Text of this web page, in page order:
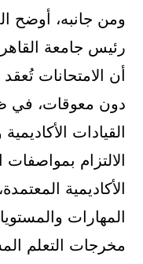
ومن جانبه، أوضح
رئيس جامعة
أن الامتحانات
دون معوقات، في
القيادات
الالتزام بمواصفات
الأكاديمية
المهارات
مخرجات التعلم